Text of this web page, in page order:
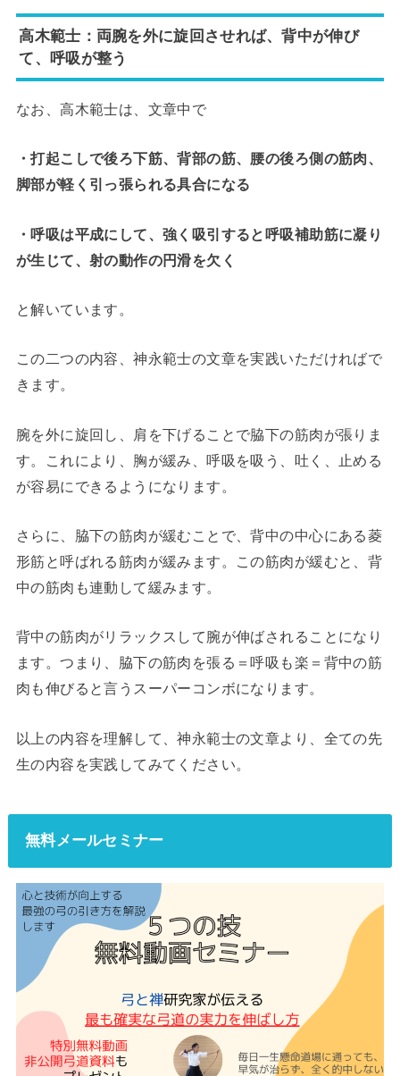
高木範士：両腕を外に旋回させれば、背中が伸び
て、呼吸が整う
なお、高木範士は、文章中で
・打起こしで後ろ下筋、背部の筋、腰の後ろ側の筋肉、
脚部が軽く引っ張られる具合になる
・呼吸は平成にして、強く吸引すると呼吸補助筋に凝り
が生じて、射の動作の円滑を欠く
と解いています。
この二つの内容、神永範士の文章を実践いただければで
きます。
腕を外に旋回し、肩を下げることで脇下の筋肉が張りま
す。これにより、胸が緩み、呼吸を吸う、吐く、止める
が容易にできるようになります。
さらに、脇下の筋肉が緩むことで、背中の中心にある菱
形筋と呼ばれる筋肉が緩みます。この筋肉が緩むと、背
中の筋肉も連動して緩みます。
背中の筋肉がリラックスして腕が伸ばされることになり
ます。つまり、脇下の筋肉を張る＝呼吸も楽＝背中の筋
肉も伸びると言うスーパーコンボになります。
以上の内容を理解して、神永範士の文章より、全ての先
生の内容を実践してみてください。
無料メールセミナー